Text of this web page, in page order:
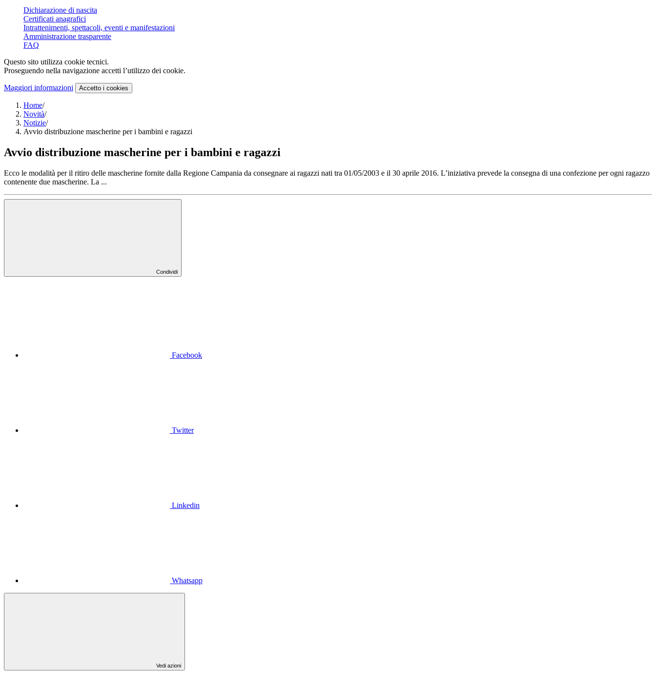
Dichiarazione di nascita
Certificati anagrafici
Intrattenimenti, spettacoli, eventi e manifestazioni
Amministrazione trasparente
FAQ
Questo sito utilizza cookie tecnici.
Proseguendo nella navigazione accetti l’utilizzo dei cookie.
Maggiori informazioni Accetto i cookies
Home/
Novità/
Notizie/
Avvio distribuzione mascherine per i bambini e ragazzi
Avvio distribuzione mascherine per i bambini e ragazzi
Ecco le modalità per il ritiro delle mascherine fornite dalla Regione Campania da consegnare ai ragazzi nati tra 01/05/2003 e il 30 aprile 2016. L’iniziativa prevede la consegna di una confezione per ogni ragazzo
contenente due mascherine. La ...
Condividi
Facebook
Twitter
Linkedin
Whatsapp
Vedi azioni